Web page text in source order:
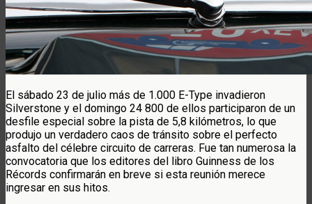
El sábado 23 de julio más de 1.000 E-Type invadieron
Silverstone y el domingo 24 800 de ellos participaron de un
desfile especial sobre la pista de 5,8 kilómetros, lo que
produjo un verdadero caos de tránsito sobre el perfecto
asfalto del célebre circuito de carreras. Fue tan numerosa la
convocatoria que los editores del libro Guinness de los
Récords confirmarán en breve si esta reunión merece
ingresar en sus hitos.